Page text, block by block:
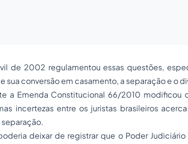
de 2002 regulamentou essas questões,
sua conversão em casamento, a separação e o
a Emenda Constitucional 66/2010 modificou
incertezas entre os juristas brasileiros
deixar de registrar que o Poder